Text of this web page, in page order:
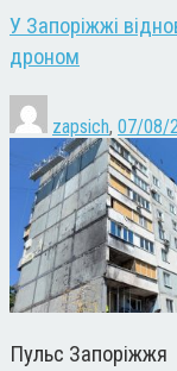
У Запоріжжі
дроном
zapsich, 07/08/
Пульс Запоріжжя